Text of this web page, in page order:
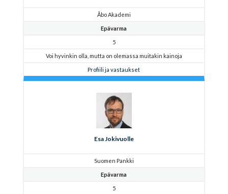
Åbo Akademi
Epävarma
5
Voi hyvinkin olla, mutta on olemassa muitakin kainoja
Profiili ja vastaukset
Esa Jokivuolle
Suomen Pankki
Epävarma
5